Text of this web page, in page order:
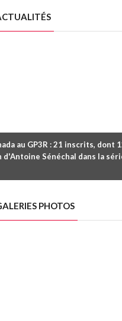
au GP3R : 21 inscrits, dont
Sénéchal dans la
PHOTOS